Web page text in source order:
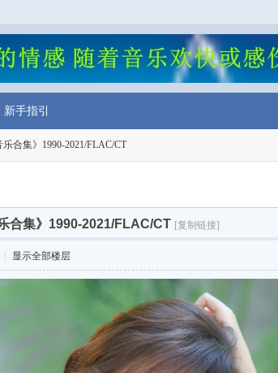
新手指引
合集》1990-2021/FLAC/CT
合集》1990-2021/FLAC/CT [复制链接]
显示全部楼层